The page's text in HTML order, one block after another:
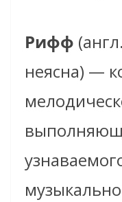
Рифф (англ.
неясна) —